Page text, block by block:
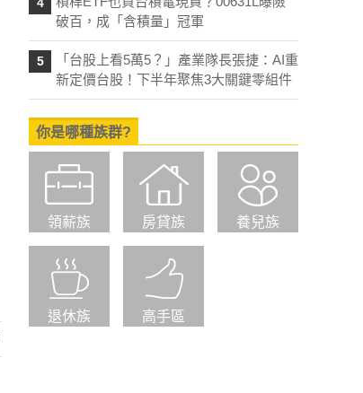
破百，成「含積量」冠軍
5
「台股上看5萬5？」產業隊長張捷：AI重
新定價台股！下半年聚焦3大關鍵零組件
你是哪種族群?
領薪族 房貸族 養兒族
退休族 高手區